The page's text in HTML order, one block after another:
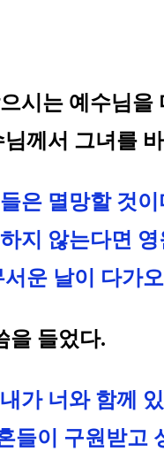
시는 예수님을
께서 그녀를
은 멸망할 것
지 않는다면
운 날이 다가
을 들었다.
가 너와 함께
들이 구원받고